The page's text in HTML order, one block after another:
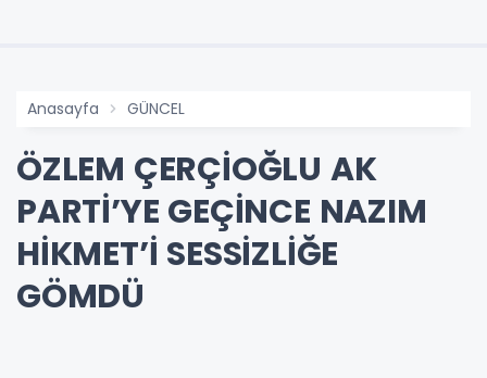
Anasayfa GÜNCEL
ÖZLEM ÇERÇİOĞLU AK
PARTİ’YE GEÇİNCE NAZIM
HİKMET’İ SESSİZLİĞE
GÖMDÜ